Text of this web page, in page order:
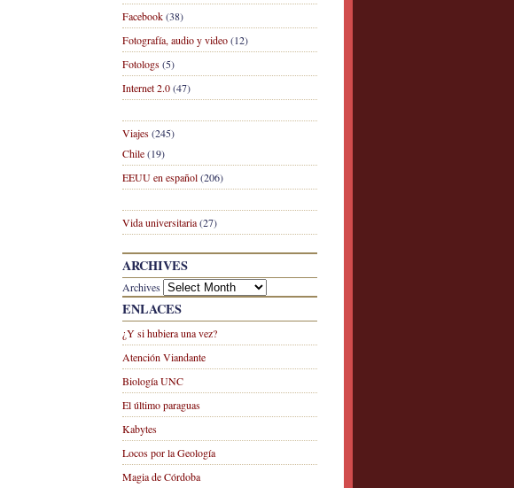
Facebook(38)
Fotografía, audio y video(12)
Fotologs(5)
Internet 2.0(47)
Viajes(245)
Chile(19)
EEUU en español(206)
Vida universitaria(27)
ARCHIVES
Archives
ENLACES
¿Y si hubiera una vez?
Atención Viandante
Biología UNC
El último paraguas
Kabytes
Locos por la Geología
Magia de Córdoba